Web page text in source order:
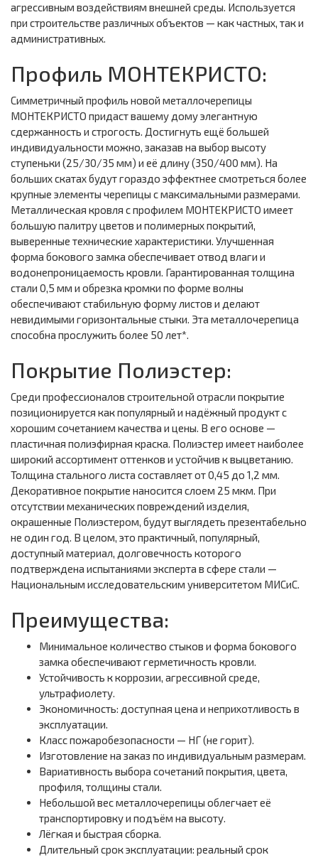
агрессивным воздействиям внешней среды. Используется
при строительстве различных объектов — как частных, так и
административных.
Профиль МОНТЕКРИСТО:
Симметричный профиль новой металлочерепицы
МОНТЕКРИСТО придаст вашему дому элегантную
сдержанность и строгость. Достигнуть ещё большей
индивидуальности можно, заказав на выбор высоту
ступеньки (25/30/35 мм) и её длину (350/400 мм). На
больших скатах будут гораздо эффектнее смотреться более
крупные элементы черепицы с максимальными размерами.
Металлическая кровля с профилем МОНТЕКРИСТО имеет
большую палитру цветов и полимерных покрытий,
выверенные технические характеристики. Улучшенная
форма бокового замка обеспечивает отвод влаги и
водонепроницаемость кровли. Гарантированная толщина
стали 0,5 мм и обрезка кромки по форме волны
обеспечивают стабильную форму листов и делают
невидимыми горизонтальные стыки. Эта металлочерепица
способна прослужить более 50 лет*.
Покрытие Полиэстер:
Среди профессионалов строительной отрасли покрытие
позиционируется как популярный и надёжный продукт с
хорошим сочетанием качества и цены. В его основе —
пластичная полиэфирная краска. Полиэстер имеет наиболее
широкий ассортимент оттенков и устойчив к выцветанию.
Толщина стального листа составляет от 0,45 до 1,2 мм.
Декоративное покрытие наносится слоем 25 мкм. При
отсутствии механических повреждений изделия,
окрашенные Полиэстером, будут выглядеть презентабельно
не один год. В целом, это практичный, популярный,
доступный материал, долговечность которого
подтверждена испытаниями эксперта в сфере стали —
Национальным исследовательским университетом МИСиС.
Преимущества:
Минимальное количество стыков и форма бокового
замка обеспечивают герметичность кровли.
Устойчивость к коррозии, агрессивной среде,
ультрафиолету.
Экономичность: доступная цена и неприхотливость в
эксплуатации.
Класс пожаробезопасности — НГ (не горит).
Изготовление на заказ по индивидуальным размерам.
Вариативность выбора сочетаний покрытия, цвета,
профиля, толщины стали.
Небольшой вес металлочерепицы облегчает её
транспортировку и подъём на высоту.
Лёгкая и быстрая сборка.
Длительный срок эксплуатации: реальный срок